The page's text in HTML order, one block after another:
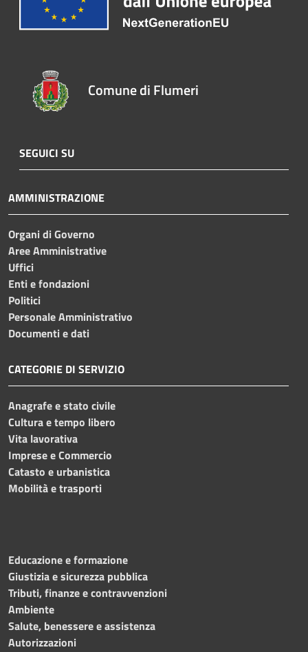
Comune di Flumeri
SEGUICI SU
AMMINISTRAZIONE
Organi di Governo
Aree Amministrative
Uffici
Enti e fondazioni
Politici
Personale Amministrativo
Documenti e dati
CATEGORIE DI SERVIZIO
Anagrafe e stato civile
Cultura e tempo libero
Vita lavorativa
Imprese e Commercio
Catasto e urbanistica
Mobilità e trasporti
Educazione e formazione
Giustizia e sicurezza pubblica
Tributi, finanze e contravvenzioni
Ambiente
Salute, benessere e assistenza
Autorizzazioni